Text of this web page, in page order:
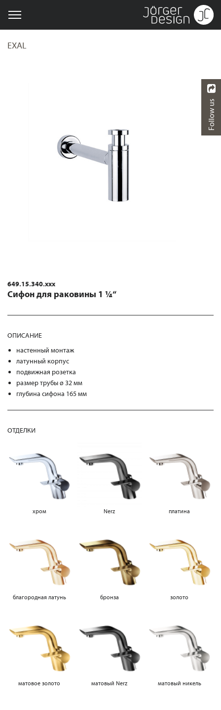
EXAL
649.15.340.xxx
Сифон для раковины 1 ¼“
ОПИСАНИЕ
настенный монтаж
латунный корпус
подвижная розетка
размер трубы ø 32 мм
глубина сифона 165 мм
ОТДЕЛКИ
хром Nerz платина
благородная латунь бронза золото
матовое золото матовый Nerz матовый никель
Follow us